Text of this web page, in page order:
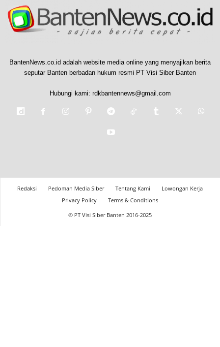
BantenNews.co.id adalah website media online yang menyajikan berita
seputar Banten berbadan hukum resmi PT Visi Siber Banten
Hubungi kami: rdkbantennews@gmail.com
Redaksi Pedoman Media Siber Tentang Kami
Lowongan Kerja
Privacy Policy
Terms & Conditions
© PT Visi Siber Banten 2016-2025